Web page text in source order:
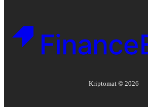
Kriptomat © 2026